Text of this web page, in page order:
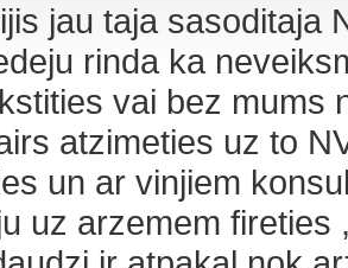
jau taja sasoditaja
rinda ka
vai bez mums
atzimeties uz to
un ar vinjiem
uz arzemem